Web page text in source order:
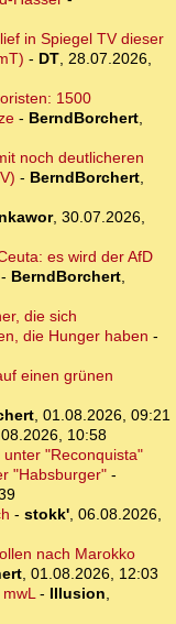
in Spiegel TV dieser
- DT, 28.07.2026,
1500
- BerndBorchert,
noch deutlicheren
- BerndBorchert,
, 30.07.2026,
es wird der AfD
- BerndBorchert,
die sich
die Hunger haben -
einen grünen
, 01.08.2026, 09:21
10:58
"Reconquista"
"Habsburger" -
- stokk', 06.08.2026,
nach Marokko
, 01.08.2026, 12:03
- Illusion,